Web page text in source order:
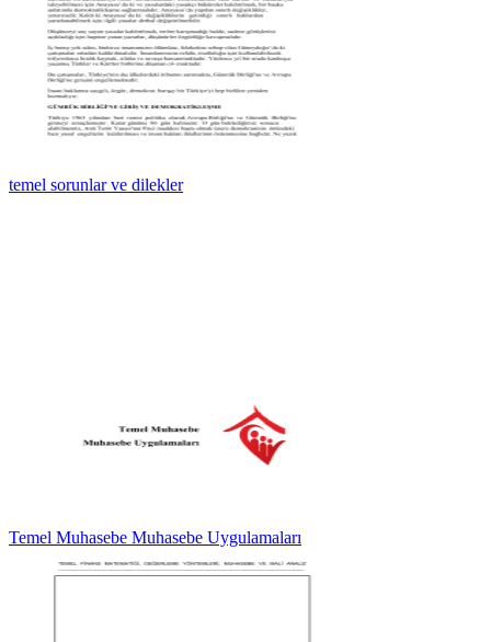
temel sorunlar ve dilekler
Temel Muhasebe Muhasebe Uygulamaları